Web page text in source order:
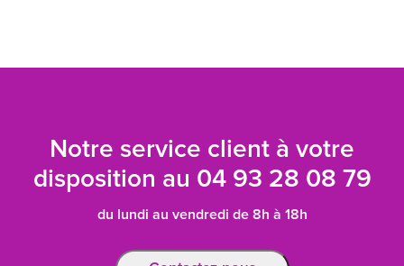
Notre service client à votre
disposition au 04 93 28 08 79
du lundi au vendredi de 8h à 18h